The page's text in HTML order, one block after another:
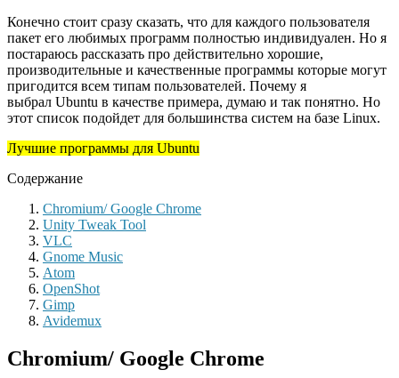
Конечно стоит сразу сказать, что для каждого пользователя
пакет его любимых программ полностью индивидуален. Но я
постараюсь рассказать про действительно хорошие,
производительные и качественные программы которые могут
пригодится всем типам пользователей. Почему я
выбрал Ubuntu в качестве примера, думаю и так понятно. Но
этот список подойдет для большинства систем на базе Linux.
Лучшие программы для Ubuntu
Содержание
Chromium/ Google Chrome
Unity Tweak Tool
VLC
Gnome Music
Atom
OpenShot
Gimp
Avidemux
Chromium/ Google Chrome